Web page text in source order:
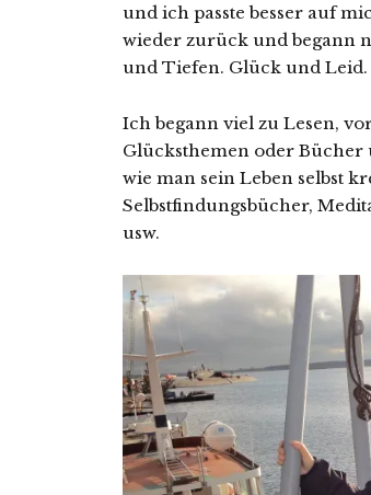
und ich passte besser auf
wieder zurück und begann
und Tiefen. Glück und Leid.
Ich begann viel zu Lesen,
Glücksthemen oder Bücher
wie man sein Leben selbst
Selbstfindungsbücher,
usw.